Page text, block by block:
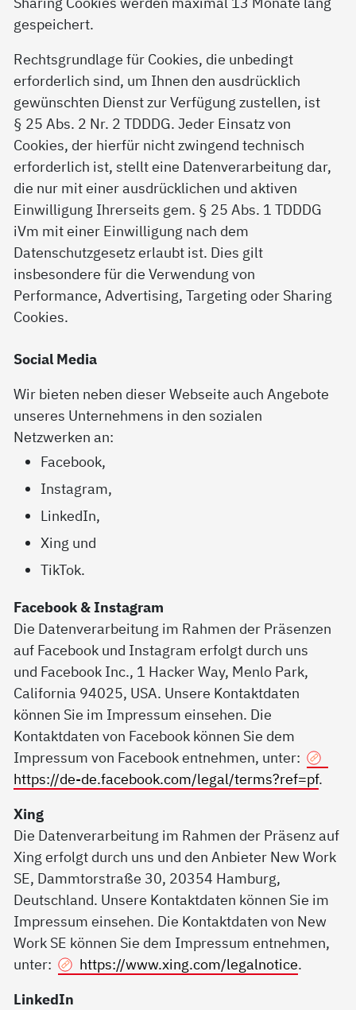
gespeichert.
Rechtsgrundlage für Cookies, die unbedingt
erforderlich sind, um Ihnen den ausdrücklich
gewünschten Dienst zur Verfügung zustellen, ist
§ 25 Abs. 2 Nr. 2 TDDDG. Jeder Einsatz von
Cookies, der hierfür nicht zwingend technisch
erforderlich ist, stellt eine Datenverarbeitung dar,
die nur mit einer ausdrücklichen und aktiven
Einwilligung Ihrerseits gem. § 25 Abs. 1 TDDDG
iVm mit einer Einwilligung nach dem
Datenschutzgesetz erlaubt ist. Dies gilt
insbesondere für die Verwendung von
Performance, Advertising, Targeting oder Sharing
Cookies.
Social Media
Wir bieten neben dieser Webseite auch Angebote
unseres Unternehmens in den sozialen
Netzwerken an:
Facebook,
Instagram,
LinkedIn,
Xing und
TikTok.
Facebook & Instagram
Die Datenverarbeitung im Rahmen der Präsenzen
auf Facebook und Instagram erfolgt durch uns
und Facebook Inc., 1 Hacker Way, Menlo Park,
California 94025, USA. Unsere Kontaktdaten
können Sie im Impressum einsehen. Die
Kontaktdaten von Facebook können Sie dem
Impressum von Facebook entnehmen, unter:
https://de-de.facebook.com/legal/terms?ref=pf.
Xing
Die Datenverarbeitung im Rahmen der Präsenz auf
Xing erfolgt durch uns und den Anbieter New Work
SE, Dammtorstraße 30, 20354 Hamburg,
Deutschland. Unsere Kontaktdaten können Sie im
Impressum einsehen. Die Kontaktdaten von New
Work SE können Sie dem Impressum entnehmen,
unter:
https://www.xing.com/legalnotice.
LinkedIn